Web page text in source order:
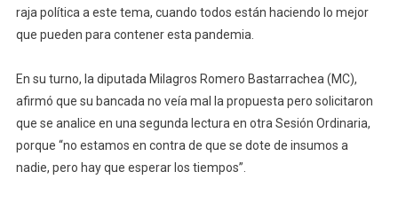
raja política a este tema, cuando todos están haciendo lo mejor
que pueden para contener esta pandemia.
En su turno, la diputada Milagros Romero Bastarrachea (MC),
afirmó que su bancada no veía mal la propuesta pero solicitaron
que se analice en una segunda lectura en otra Sesión Ordinaria,
porque “no estamos en contra de que se dote de insumos a
nadie, pero hay que esperar los tiempos”.